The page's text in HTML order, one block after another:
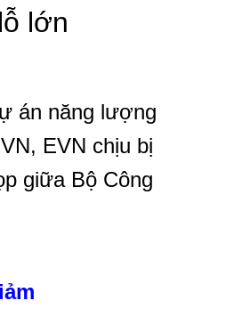
lớn
án năng lượng
EVN chịu bị
giữa Bộ Công